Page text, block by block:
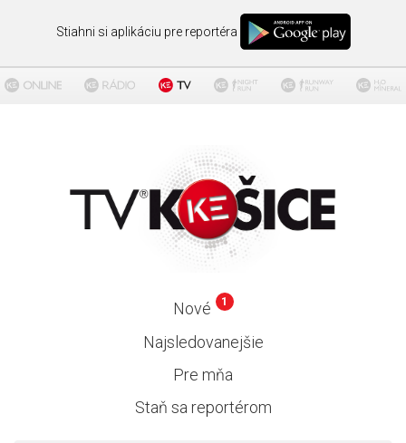
Stiahni si aplikáciu pre reportéra
Nové 1
Najsledovanejšie
Pre mňa
Staň sa reportérom